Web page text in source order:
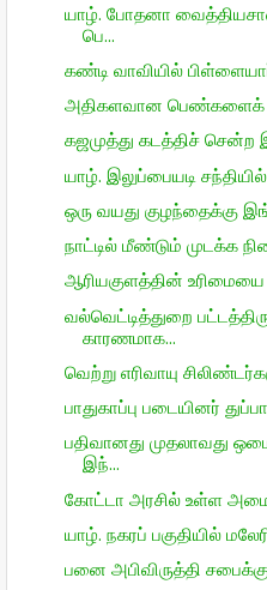
யாழ். போதனா
பெ...
கண்டி வாவியில்
அதிகளவான பெண்களைக்
கஜமுத்து கடத்திச் சென்ற
யாழ். இலுப்பையடி
ஒரு வயது குழந்தைக்கு
நாட்டில் மீண்டும் முடக்க
ஆரியகுளத்தின் உரிமையை
வல்வெட்டித்துறை
காரணமாக...
வெற்று எரிவாயு
பாதுகாப்பு படையினர்
பதிவானது முதலாவது
இந்...
கோட்டா அரசில் உள்ள
யாழ். நகரப் பகுதியில்
பனை அபிவிருத்தி